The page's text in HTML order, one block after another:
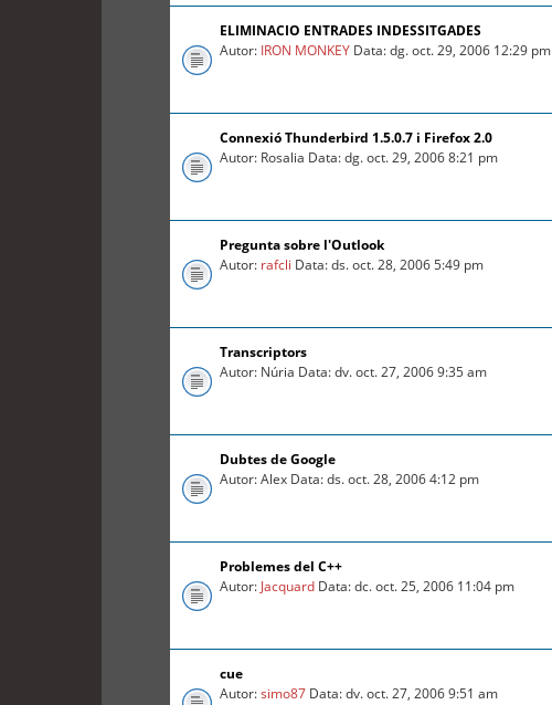
ELIMINACIO ENTRADES INDESSITGADES
Autor: IRON MONKEY Data: dg. oct. 29, 2006 12:29 pm
Connexió Thunderbird 1.5.0.7 i Firefox 2.0
Autor: Rosalia Data: dg. oct. 29, 2006 8:21 pm
Pregunta sobre l'Outlook
Autor: rafcli Data: ds. oct. 28, 2006 5:49 pm
Transcriptors
Autor: Núria Data: dv. oct. 27, 2006 9:35 am
Dubtes de Google
Autor: Alex Data: ds. oct. 28, 2006 4:12 pm
Problemes del C++
Autor: Jacquard Data: dc. oct. 25, 2006 11:04 pm
cue
Autor:simo87 Data: dv. oct. 27, 2006 9:51 am